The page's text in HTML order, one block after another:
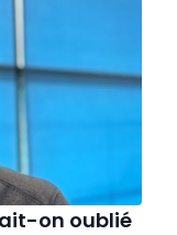
on oublié